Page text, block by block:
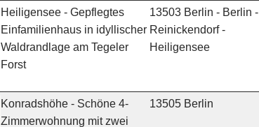
Heiligensee - Gepflegtes
Einfamilienhaus in idyllischer
Waldrandlage am Tegeler
Forst
13503 Berlin - Berlin -
Reinickendorf -
Heiligensee
Konradshöhe - Schöne 4-
Zimmerwohnung mit zwei
13505 Berlin